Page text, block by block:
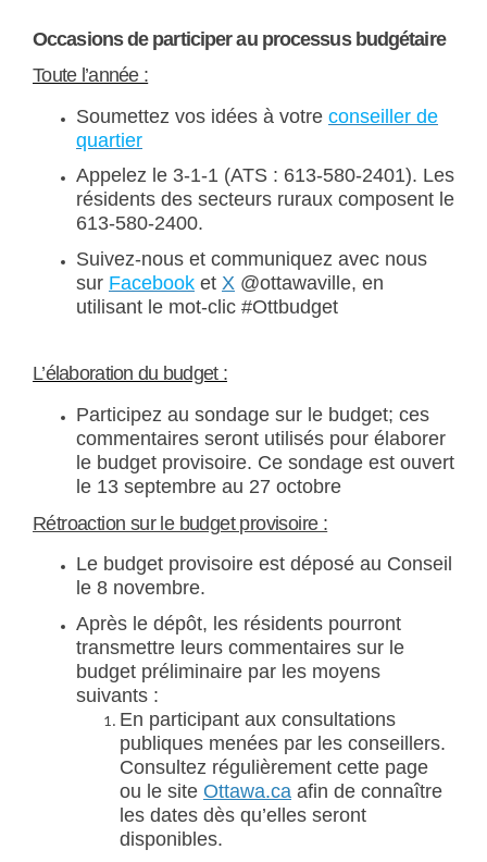
Occasions de participer au processus budgétaire
Toute l’année :
Soumettez vos idées à votre conseiller de
quartier(Liens externes)
Appelez le 3-1-1 (ATS : 613-580-2401). Les
résidents des secteurs ruraux composent le
613-580-2400.
Suivez-nous et communiquez avec nous
sur Facebook(Liens externes)
et X (Liens externes)
@ottawaville, en
utilisant le mot-clic #Ottbudget
L’élaboration du budget :
Participez au sondage sur le budget; ces
commentaires seront utilisés pour élaborer
le budget provisoire. Ce sondage est ouvert
le 13 septembre au 27 octobre
Rétroaction sur le budget provisoire :
Le budget provisoire est déposé au Conseil
le 8 novembre.
Après le dépôt, les résidents pourront
transmettre leurs commentaires sur le
budget préliminaire par les moyens
suivants :
En participant aux consultations
publiques menées par les conseillers.
Consultez régulièrement cette page
ou le site Ottawa.ca (Liens externes)
afin de connaître
les dates dès qu’elles seront
disponibles.